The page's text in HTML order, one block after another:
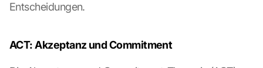
Entscheidungen.
ACT: Akzeptanz und Commitment